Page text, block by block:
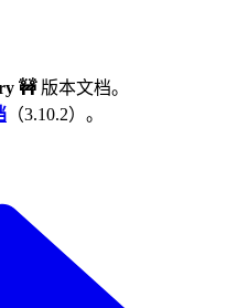
🚧版本文档。
（3.10.2）。